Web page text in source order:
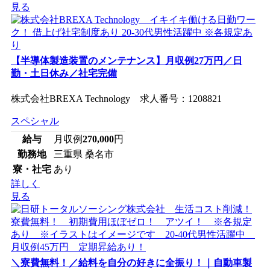
見る
【半導体製造装置のメンテナンス】月収例27万円／日
勤・土日休み／社宅完備
株式会社BREXA Technology 求人番号：1208821
スペシャル
給与
月収例270,000円
勤務地
三重県 桑名市
寮・社宅 あり
詳しく
見る
＼寮費無料！／給料を自分の好きに全振り！｜自動車製